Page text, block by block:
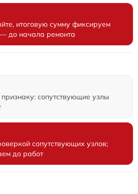
итоговую сумму фиксируем
— до начала ремонта
сопутствующие узлы
сопутствующих узлов;
до работ